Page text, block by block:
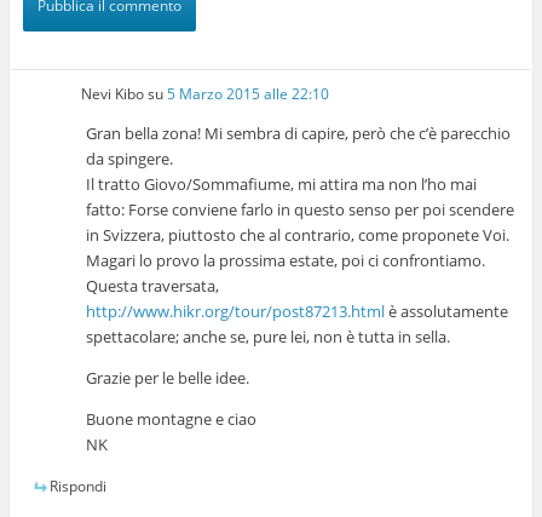
Nevi Kibosu5 Marzo 2015 alle 22:10
Gran bella zona! Mi sembra di capire, però che c’è parecchio
da spingere.
Il tratto Giovo/Sommafiume, mi attira ma non l’ho mai
fatto: Forse conviene farlo in questo senso per poi scendere
in Svizzera, piuttosto che al contrario, come proponete Voi.
Magari lo provo la prossima estate, poi ci confrontiamo.
Questa traversata,
http://www.hikr.org/tour/post87213.htmlè assolutamente
spettacolare; anche se, pure lei, non è tutta in sella.
Grazie per le belle idee.
Buone montagne e ciao
NK
Rispondi